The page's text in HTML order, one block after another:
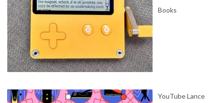
Books
YouTube Lance